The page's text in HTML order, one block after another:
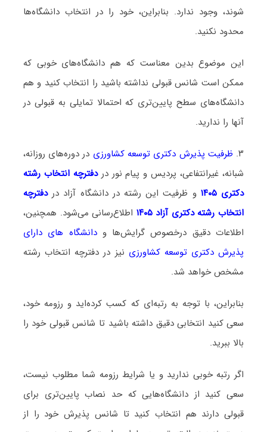
شوند، وجود ندارد. بنابراین، خود را در انتخاب دانشگاه‌ها
محدود نکنید.
این موضوع بدین معناست که هم دانشگاه‌های خوبی که
ممکن است شانس قبولی نداشته باشید را انتخاب کنید و هم
دانشگاه‌های سطح پایین‌تری که احتمالا تمایلی به قبولی در
آنها را ندارید.
۳. ظرفیت پذیرش دکتری توسعه کشاورزی در دوره‌های روزانه،
شبانه، غیرانتفاعی، پردیس و پیام نور دردفترچه انتخاب رشته
دکتری ۱۴۰۵
و ظرفیت این رشته در دانشگاه آزاد دردفترچه
انتخاب رشته دکتری آزاد ۱۴۰۵
اطلاع‌رسانی می‌شود. همچنین،
اطلاعات دقیق درخصوص گرایش‌ها ودانشگاه‌ های دارای
پذیرش دکتری توسعه کشاورزی نیز در دفترچه انتخاب رشته
مشخص خواهد شد.
بنابراین، با توجه به رتبه‌ای که کسب کرده‌اید و رزومه خود،
سعی کنید انتخابی دقیق داشته باشید تا شانس قبولی خود را
بالا ببرید.
اگر رتبه خوبی ندارید و یا شرایط رزومه شما مطلوب نیست،
سعی کنید از دانشگاه‌هایی که حد نصاب پایین‌تری برای
قبولی دارند هم انتخاب کنید تا شانس پذیرش خود را از